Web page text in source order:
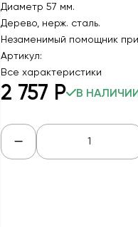
Диаметр 57 мм.
Дерево, нерж. сталь.
Незаменимый помощник
Артикул:
Все характеристики
2 757 Р В НАЛИЧИИ